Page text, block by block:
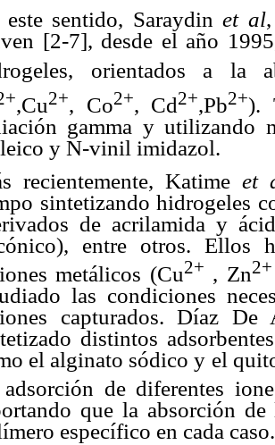
este sentido, Saraydinet al
[2-7], desde el año
orientados a la
,Cu2+, Co2+, Cd2+,Pb2+).
gamma y utilizando
y N-vinil imidazol.
recientemente, Katimeet
sintetizando hidrogeles
de acrilamida y
entre otros. Ellos
metálicos (Cu2+ , Zn2+
las condiciones
capturados. Díaz De
distintos
el alginato sódico y el
de diferentes
que la absorción
específico en cada caso.